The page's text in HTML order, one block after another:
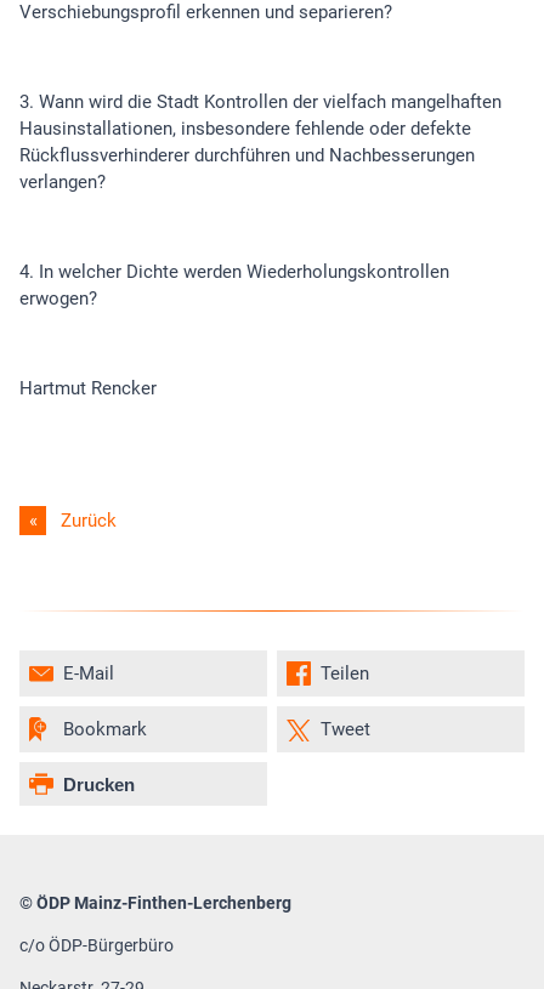
Verschiebungsprofil erkennen und separieren?
3. Wann wird die Stadt Kontrollen der vielfach mangelhaften
Hausinstallationen, insbesondere fehlende oder defekte
Rückflussverhinderer durchführen und Nachbesserungen
verlangen?
4. In welcher Dichte werden Wiederholungskontrollen
erwogen?
Hartmut Rencker
Zurück
Teilen
Tweet
E-Mail
Bookmark
Drucken
© ÖDP Mainz-Finthen-Lerchenberg
c/o ÖDP-Bürgerbüro